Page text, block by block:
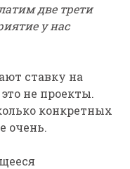
две трети
у нас
ставку на
не проекты.
конкретных
очень.